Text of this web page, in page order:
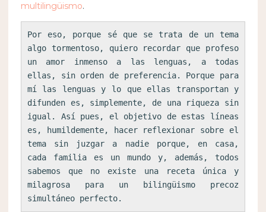
multilingüismo.
Por eso, porque sé que se trata de un tema
algo tormentoso, quiero recordar que profeso
un amor inmenso a las lenguas, a todas
ellas, sin orden de preferencia. Porque para
mí las lenguas y lo que ellas transportan y
difunden es, simplemente, de una riqueza sin
igual. Así pues, el objetivo de estas líneas
es, humildemente, hacer reflexionar sobre el
tema sin juzgar a nadie porque, en casa,
cada familia es un mundo y, además, todos
sabemos que no existe una receta única y
milagrosa para un bilingüismo precoz
simultáneo perfecto.